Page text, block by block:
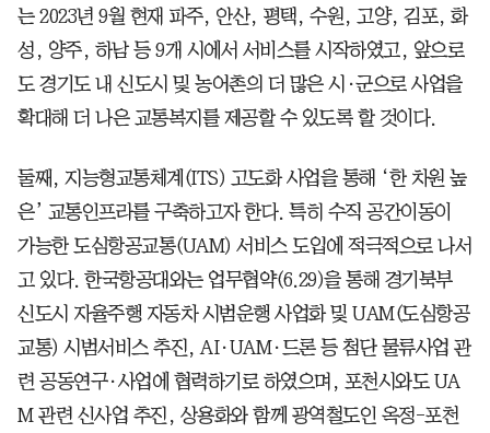
는 2023년 9월 현재 파주, 안산, 평택, 수원, 고양, 김포, 화
성, 양주, 하남 등 9개 시에서 서비스를 시작하였고, 앞으로
도 경기도 내 신도시 및 농어촌의 더 많은 시·군으로 사업을
확대해 더 나은 교통복지를 제공할 수 있도록 할 것이다.
둘째, 지능형교통체계(ITS) 고도화 사업을 통해 ‘한 차원 높
은’ 교통인프라를 구축하고자 한다. 특히 수직 공간이동이
가능한 도심항공교통(UAM) 서비스 도입에 적극적으로 나서
고 있다. 한국항공대와는 업무협약(6.29)을 통해 경기북부
신도시 자율주행 자동차 시범운행 사업화 및 UAM(도심항공
교통) 시범서비스 추진, AI·UAM·드론 등 첨단 물류사업 관
련 공동연구·사업에 협력하기로 하였으며, 포천시와도 UA
M 관련 신사업 추진, 상용화와 함께 광역철도인 옥정-포천